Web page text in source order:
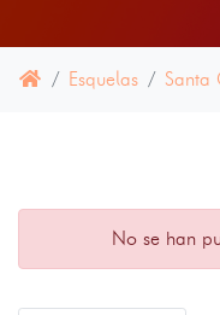
Esquelas Santa
No se han